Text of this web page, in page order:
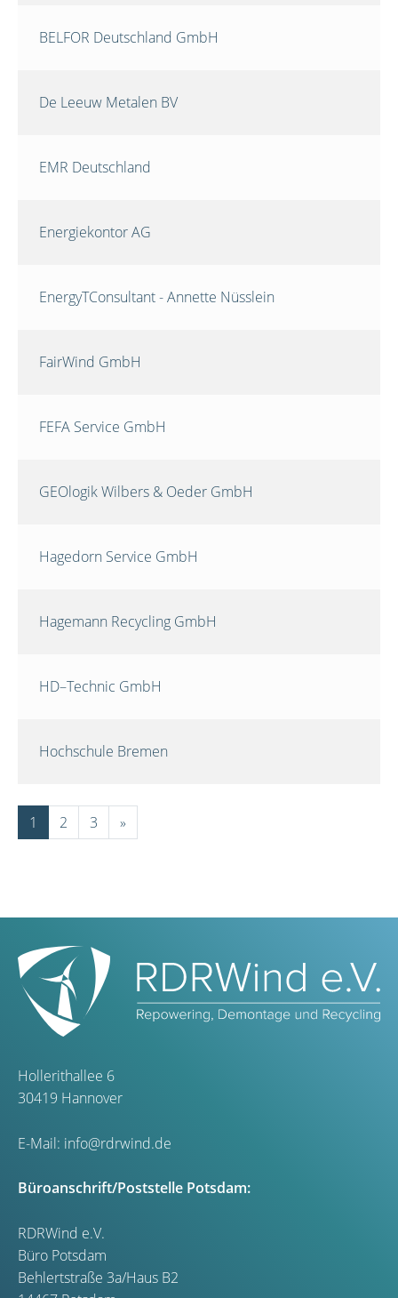
BELFOR Deutschland GmbH
De Leeuw Metalen BV
EMR Deutschland
Energiekontor AG
EnergyTConsultant - Annette Nüsslein
FairWind GmbH
FEFA Service GmbH
GEOlogik Wilbers & Oeder GmbH
Hagedorn Service GmbH
Hagemann Recycling GmbH
HD–Technic GmbH
Hochschule Bremen
1 2 3 »
Hollerithallee 6
30419 Hannover
E-Mail: info@rdrwind.de
Büroanschrift/Poststelle Potsdam:
RDRWind e.V.
Büro Potsdam
Behlertstraße 3a/Haus B2